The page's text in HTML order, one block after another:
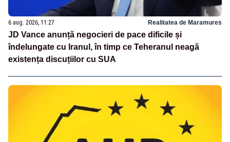
6 aug. 2026, 11:27 Realitatea de Maramures
JD Vance anunță negocieri de pace dificile și
îndelungate cu Iranul, în timp ce Teheranul neagă
existența discuțiilor cu SUA